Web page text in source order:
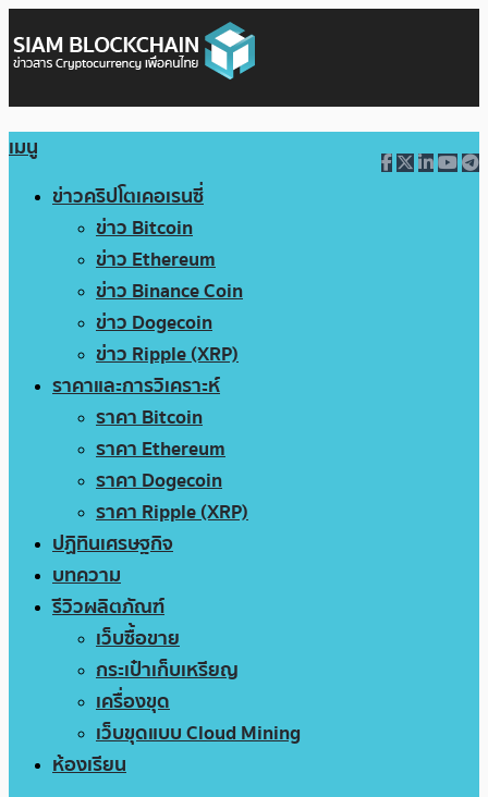
เมนู
ข่าวคริปโตเคอเรนซี่
ข่าว Bitcoin
ข่าว Ethereum
ข่าว Binance Coin
ข่าว Dogecoin
ข่าว Ripple (XRP)
ราคาและการวิเคราะห์
ราคา Bitcoin
ราคา Ethereum
ราคา Dogecoin
ราคา Ripple (XRP)
ปฏิทินเศรษฐกิจ
บทความ
รีวิวผลิตภัณฑ์
เว็บซื้อขาย
กระเป๋าเก็บเหรียญ
เครื่องขุด
เว็บขุดแบบ Cloud Mining
ห้องเรียน